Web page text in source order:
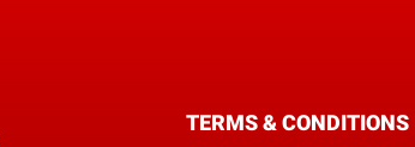
TERMS & CONDITIONS